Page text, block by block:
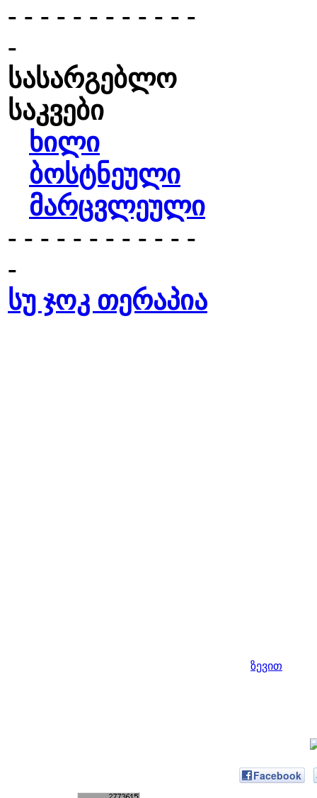
- - - - - - - - - - - -
-
სასარგებლო
საკვები
ხილი
ბოსტნეული
მარცვლეული
- - - - - - - - - - - -
-
სუ ჯოკ თერაპია
ზევით
Facebook